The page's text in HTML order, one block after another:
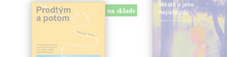
na sklade